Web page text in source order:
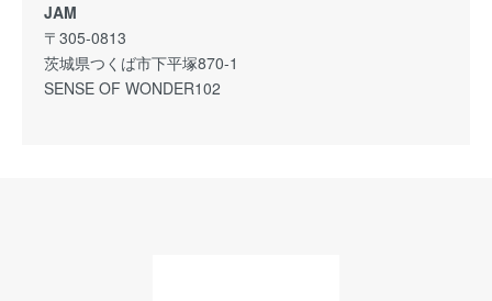
JAM
〒305-0813
茨城県つくば市下平塚870-1
SENSE OF WONDER102